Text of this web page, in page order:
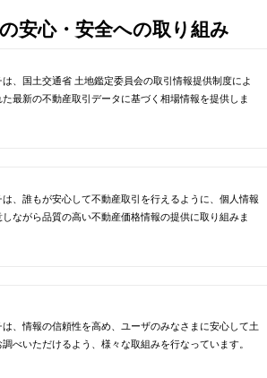
安心・安全への取り組み
は、国土交通省 土地鑑定委員会の取引情報提供制度によ
た最新の不動産取引データに基づく相場情報を提供しま
は、誰もが安心して不動産取引を行えるように、個人情報
ながら品質の高い不動産価格情報の提供に取り組みま
は、情報の信頼性を高め、ユーザのみなさまに安心して土
べいただけるよう、様々な取組みを行なっています。